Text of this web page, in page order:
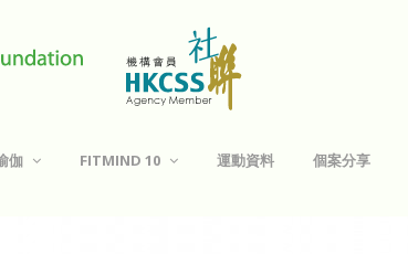
伽 FITMIND 10 運動資料 個案分享